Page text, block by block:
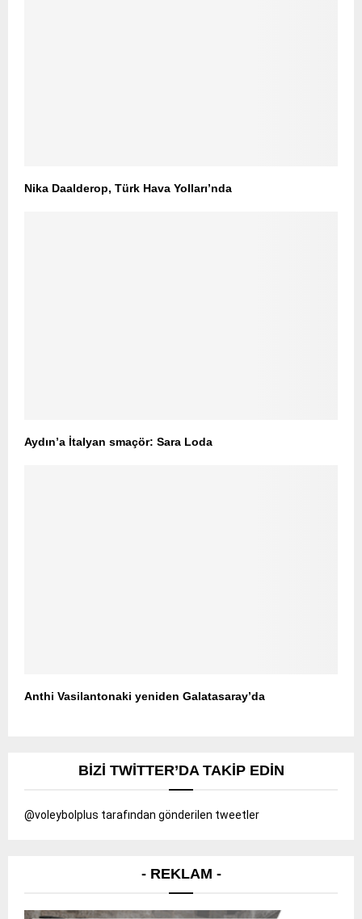
Nika Daalderop, Türk Hava Yolları’nda
Aydın’a İtalyan smaçör: Sara Loda
Anthi Vasilantonaki yeniden Galatasaray’da
BIZI TWITTER’DA TAKIP EDIN
@voleybolplus tarafından gönderilen tweetler
- REKLAM -